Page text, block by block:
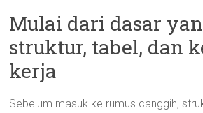
Mulai dari dasar
struktur, tabel, dan
kerja
Sebelum masuk ke rumus canggih,